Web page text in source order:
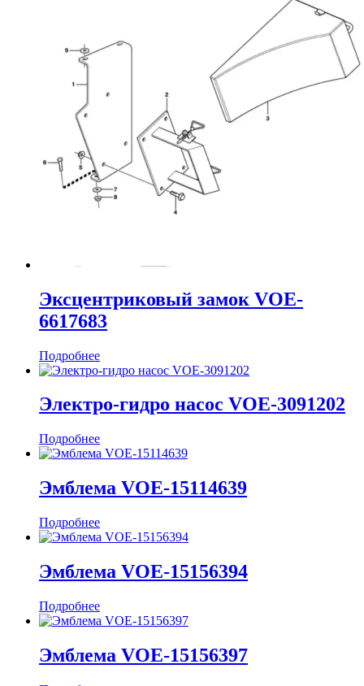
Эксцентриковый замок VOE-
6617683
Подробнее
Электро-гидро насос VOE-3091202
Подробнее
Эмблема VOE-15114639
Подробнее
Эмблема VOE-15156394
Подробнее
Эмблема VOE-15156397